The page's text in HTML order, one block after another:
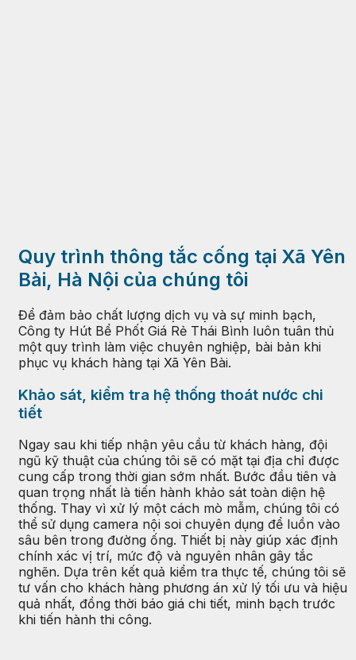
Quy trình thông tắc cống tại Xã Yên
Bài, Hà Nội của chúng tôi
Để đảm bảo chất lượng dịch vụ và sự minh bạch,
Công ty Hút Bể Phốt Giá Rẻ Thái Bình luôn tuân thủ
một quy trình làm việc chuyên nghiệp, bài bản khi
phục vụ khách hàng tại Xã Yên Bài.
Khảo sát, kiểm tra hệ thống thoát nước chi
tiết
Ngay sau khi tiếp nhận yêu cầu từ khách hàng, đội
ngũ kỹ thuật của chúng tôi sẽ có mặt tại địa chỉ được
cung cấp trong thời gian sớm nhất. Bước đầu tiên và
quan trọng nhất là tiến hành khảo sát toàn diện hệ
thống. Thay vì xử lý một cách mò mẫm, chúng tôi có
thể sử dụng camera nội soi chuyên dụng để luồn vào
sâu bên trong đường ống. Thiết bị này giúp xác định
chính xác vị trí, mức độ và nguyên nhân gây tắc
nghẽn. Dựa trên kết quả kiểm tra thực tế, chúng tôi sẽ
tư vấn cho khách hàng phương án xử lý tối ưu và hiệu
quả nhất, đồng thời báo giá chi tiết, minh bạch trước
khi tiến hành thi công.